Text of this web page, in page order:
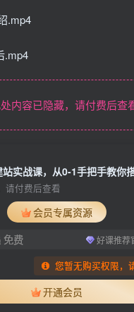
.mp4
.mp4
内容已隐藏，请付费后查
请付费后查看
会员专属资源
免费 好课推荐
您暂无购买权限，
开通会员